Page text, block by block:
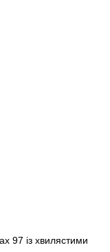
97 із хвилястими